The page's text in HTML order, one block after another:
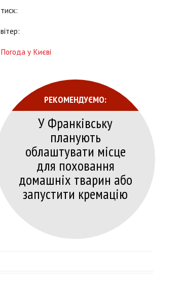
тиск:
вітер:
Погода у Києві
РЕКОМЕНДУЄМО:
У Франківську
планують
облаштувати місце
для поховання
домашніх тварин або
запустити кремацію